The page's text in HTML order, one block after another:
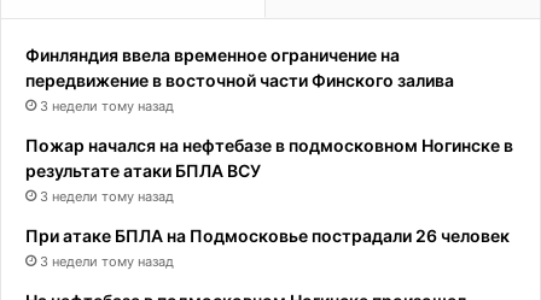
Финляндия ввела временное ограничение на
передвижение в восточной части Финского залива
3 недели тому назад
Пожар начался на нефтебазе в подмосковном Ногинске в
результате атаки БПЛА ВСУ
3 недели тому назад
При атаке БПЛА на Подмосковье пострадали 26 человек
3 недели тому назад